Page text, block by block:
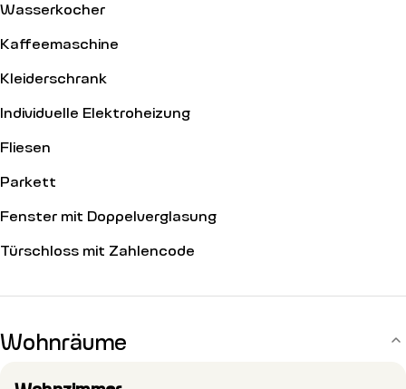
Wasserkocher
Kaffeemaschine
Kleiderschrank
Individuelle Elektroheizung
Fliesen
Parkett
Fenster mit Doppelverglasung
Türschloss mit Zahlencode
Wohnräume